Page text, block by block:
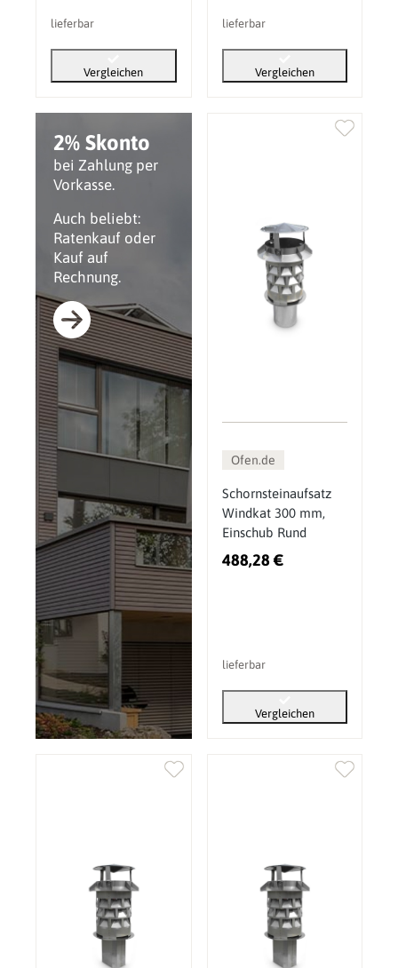
2% Skonto
bei Zahlung per
Vorkasse.
Auch beliebt:
Ratenkauf oder
Kauf auf
Rechnung.
lieferbar
Vergleichen
lieferbar
Vergleichen
Ofen.de
Schornsteinaufsatz
Windkat 300 mm,
Einschub Rund
488,28 €
lieferbar
Vergleichen